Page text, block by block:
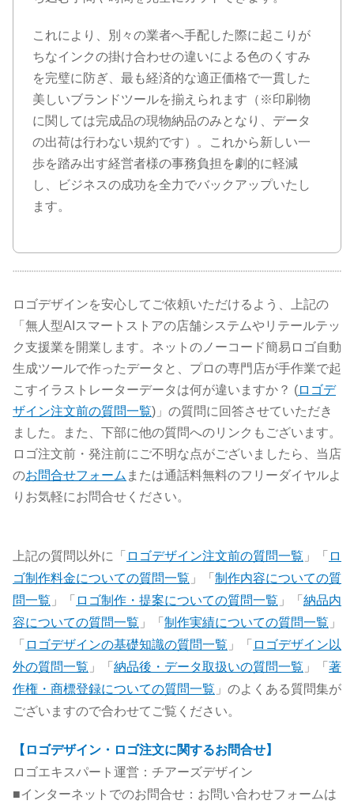
これにより、別々の業者へ手配した際に起こりが
ちなインクの掛け合わせの違いによる色のくすみ
を完璧に防ぎ、最も経済的な適正価格で一貫した
美しいブランドツールを揃えられます（※印刷物
に関しては完成品の現物納品のみとなり、データ
の出荷は行わない規約です）。これから新しい一
歩を踏み出す経営者様の事務負担を劇的に軽減
し、ビジネスの成功を全力でバックアップいたし
ます。
ロゴデザインを安心してご依頼いただけるよう、上記の
「無人型AIスマートストアの店舗システムやリテールテッ
ク支援業を開業します。ネットのノーコード簡易ロゴ自動
生成ツールで作ったデータと、プロの専門店が手作業で起
こすイラストレーターデータは何が違いますか？ (ロゴデ
ザイン注文前の質問一覧)」の質問に回答させていただき
ました。また、下部に他の質問へのリンクもございます。
ロゴ注文前・発注前にご不明な点がございましたら、当店
のお問合せフォーム または通話料無料のフリーダイヤルよ
りお気軽にお問合せください。
上記の質問以外に「 ロゴデザイン注文前の質問一覧 」「 ロ
ゴ制作料金についての質問一覧 」「 制作内容についての質
問一覧 」「 ロゴ制作・提案についての質問一覧 」「 納品内
容についての質問一覧 」「 制作実績についての質問一覧 」
「 ロゴデザインの基礎知識の質問一覧 」「 ロゴデザイン以
外の質問一覧 」「 納品後・データ取扱いの質問一覧 」「 著
作権・商標登録についての質問一覧 」のよくある質問集が
ございますので合わせてご覧ください。
【ロゴデザイン・ロゴ注文に関するお問合せ】
ロゴエキスパート運営：チアーズデザイン
■インターネットでのお問合せ：お問い合わせフォームは